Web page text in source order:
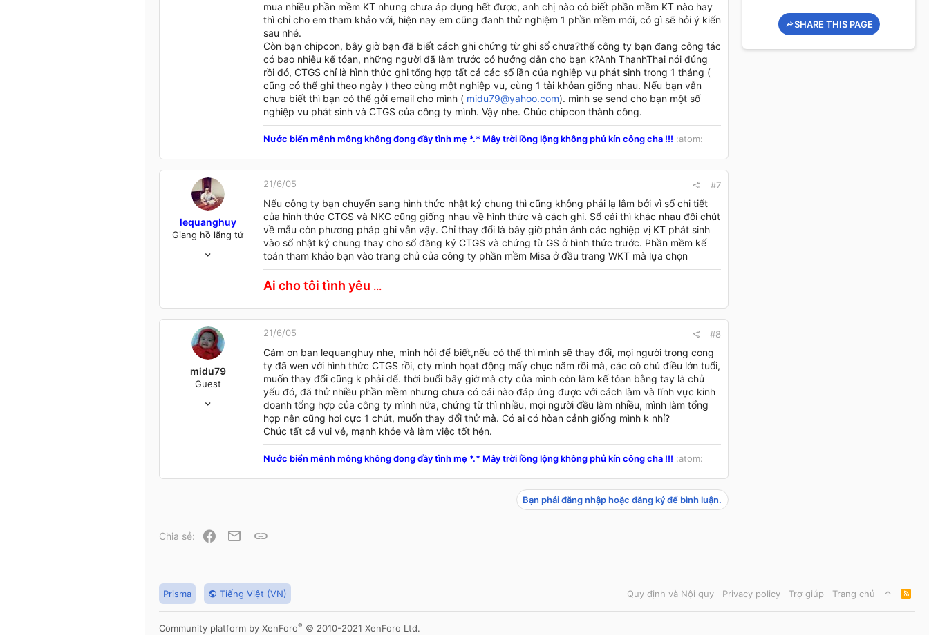
mua nhiều phần mềm KT nhưng chưa áp dụng hết được, anh chị nào có biết phần mềm KT nào hay
thì chỉ cho em tham khảo với, hiện nay em cũng đanh thử nghiệm 1 phần mềm mới, có gì sẽ hỏi ý kiến
sau nhé.
Còn bạn chipcon, bây giờ bạn đã biết cách ghi chứng từ ghi sổ chưa?thế công ty bạn đang công tác
có bao nhiêu kế tóan, những người đã làm trước có hướng dẫn cho bạn k?Anh ThanhThai nói đúng
rồi đó, CTGS chỉ là hình thức ghi tổng hợp tất cả các số lần của nghiệp vụ phát sinh trong 1 tháng (
cũng có thể ghi theo ngày ) theo cùng một nghiệp vu, cùng 1 tài khỏan giống nhau. Nếu bạn vẫn
chưa biết thì bạn có thể gởi email cho mình ( midu79@yahoo.com). mình se send cho bạn một số
nghiệp vu phát sinh và CTGS của công ty mình. Vậy nhe. Chúc chipcon thành công.
Nước biển mênh mông không đong đầy tình mẹ *.* Mây trời lồng lộng không phủ kín công cha !!! :atom:
lequanghuy
Giang hồ lãng tử
Hải Phòng
21/6/05 #7
Nếu công ty bạn chuyển sang hình thức nhật ký chung thì cũng không phải lạ lắm bởi vì số chi tiết
của hình thức CTGS và NKC cũng giống nhau về hình thức và cách ghi. Sổ cái thì khác nhau đôi chút
về mẫu còn phương pháp ghi vẫn vậy. Chỉ thay đổi là bây giờ phản ánh các nghiệp vị KT phát sinh
vào sổ nhật ký chung thay cho sổ đăng ký CTGS và chứng từ GS ở hình thức trước. Phần mềm kế
toán tham khảo bạn vào trang chủ của công ty phần mềm Misa ở đầu trang WKT mà lựa chọn
Ai cho tôi tình yêu ...
midu79
Guest
21/6/05 #8
Cám ơn ban lequanghuy nhe, mình hỏi để biết,nếu có thể thì mình sẽ thay đổi, mọi người trong cong
ty đã wen với hình thức CTGS rồi, cty mình họat động mấy chục năm rồi mà, các cô chú điều lớn tuổi,
muốn thay đổi cũng k phải dể. thời buổi bây giờ mà cty của mình còn làm kế tóan bằng tay là chủ
yếu đó, đã thử nhiều phần mềm nhưng chưa có cái nào đáp ứng được với cách làm và lĩnh vực kinh
doanh tổng hợp của công ty mình nữa, chứng từ thì nhiều, mọi người đều làm nhiều, mình làm tổng
hợp nên cũng hơi cực 1 chút, muốn thay đổi thử mà. Có ai có hòan cảnh giống mình k nhỉ?
Chúc tất cả vui vẻ, mạnh khỏe và làm việc tốt hén.
Nước biển mênh mông không đong đầy tình mẹ *.* Mây trời lồng lộng không phủ kín công cha !!! :atom:
Bạn phải đăng nhập hoặc đăng ký để bình luận.
Chia sẻ: Facebook
Email Link
SHARE THIS PAGE
Prisma Tiếng Việt (VN) Quy định và Nội quy Privacy policy Trợ giúp Trang chủ
R
S
S
Community platform by XenForo® © 2010-2021 XenForo Ltd.